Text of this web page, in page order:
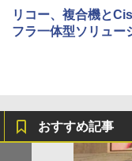
リコー、複合機と
フラ一体型ソリュー
おすすめ記事